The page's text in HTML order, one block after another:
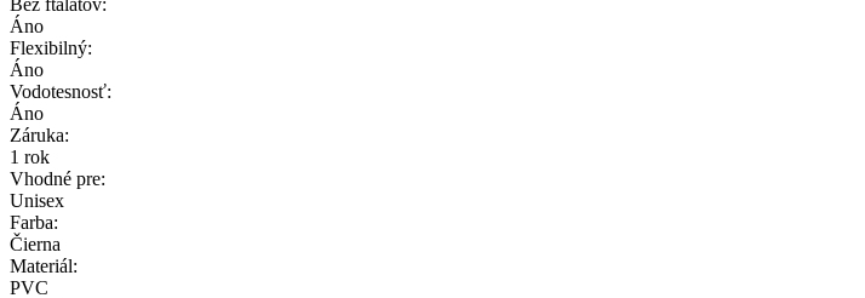
Áno
Flexibilný:
Áno
Vodotesnosť:
Áno
Záruka:
1 rok
Vhodné pre:
Unisex
Farba:
Čierna
Materiál:
PVC